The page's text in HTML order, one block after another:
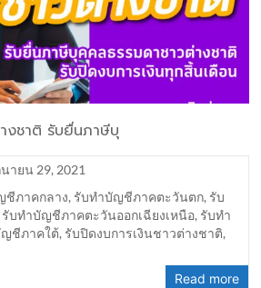
งชาติ รับยื่นภาษีบุ
ายน 29, 2021
ชีภาคกลาง, รับทำบัญชีภาคตะวันตก, รับ
รับทำบัญชีภาคตะวันออกเฉียงเหนือ, รับทำ
ชีภาคใต้, รับปิดงบการเงินชาวต่างชาติ,
Read more